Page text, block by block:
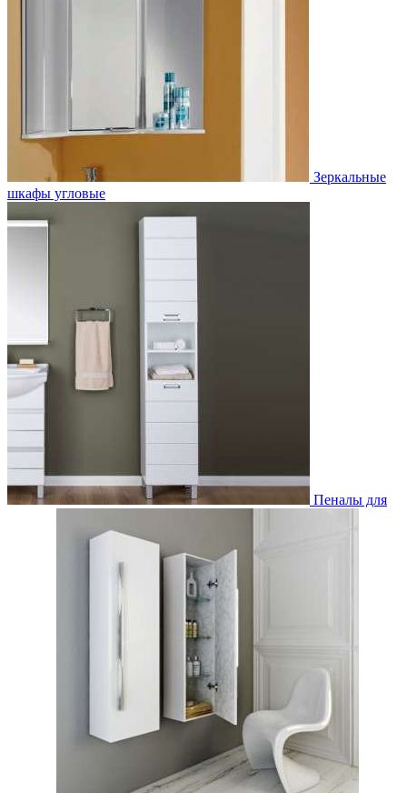
Зеркальные
шкафы угловые
Пеналы для